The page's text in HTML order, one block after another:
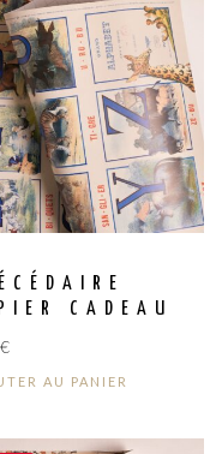
CADEAU
€
AU PANIER